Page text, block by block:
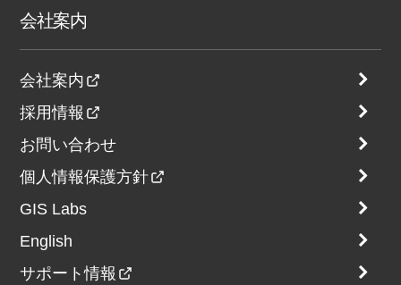
会社案内
会社案内
採用情報
お問い合わせ
個人情報保護方針
GIS Labs
English
サポート情報